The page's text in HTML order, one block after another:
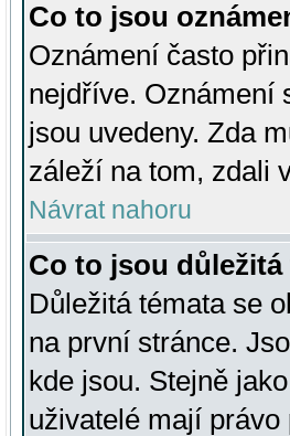
Co to jsou
Oznámení často
nejdříve. Oznámení
jsou uvedeny. Zda
záleží na tom, zdali
Návrat nahoru
Co to jsou důležitá
Důležitá témata se
na první stránce.
kde jsou. Stejně
uživatelé mají